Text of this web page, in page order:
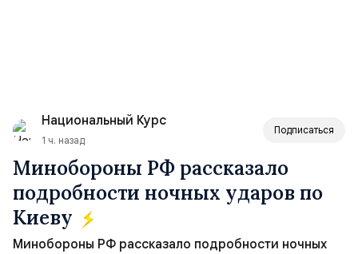
Национальный Курс
1 ч. назад
Подписаться
Минобороны РФ рассказало
подробности ночных ударов по
Киеву
Минобороны РФ рассказало подробности ночных